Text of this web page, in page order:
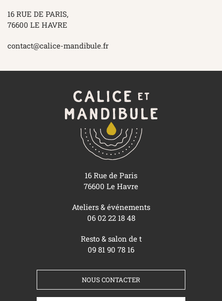
16 RUE DE PARIS,
76600 LE HAVRE
contact@calice-mandibule.fr
16 Rue de Paris
76600 Le Havre
Ateliers & événements
06 02 22 18 48
Resto & salon de t
09 81 90 78 16
NOUS CONTACTER